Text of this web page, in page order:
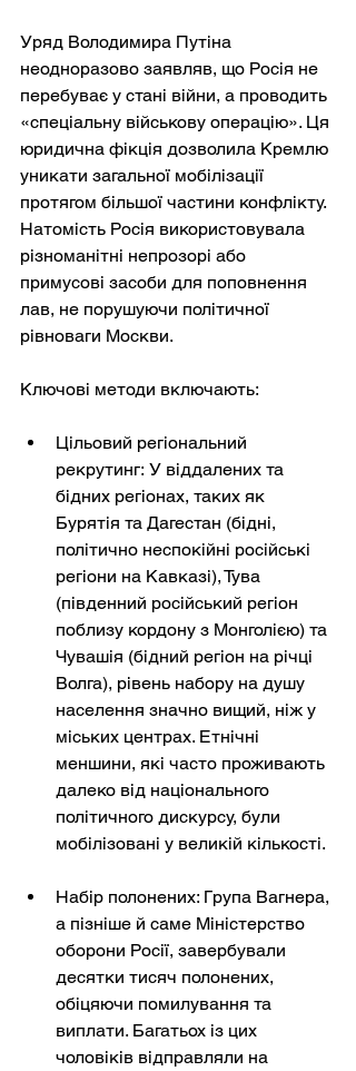
Уряд Володимира Путіна
неодноразово заявляв, що Росія не
перебуває у стані війни, а проводить
«спеціальну військову операцію». Ця
юридична фікція дозволила Кремлю
уникати загальної мобілізації
протягом більшої частини конфлікту.
Натомість Росія використовувала
різноманітні непрозорі або
примусові засоби для поповнення
лав, не порушуючи політичної
рівноваги Москви.
Ключові методи включають:
Цільовий регіональний
рекрутинг: У віддалених та
бідних регіонах, таких як
Бурятія та Дагестан (бідні,
політично неспокійні російські
регіони на Кавказі), Тува
(південний російський регіон
поблизу кордону з Монголією) та
Чувашія (бідний регіон на річці
Волга), рівень набору на душу
населення значно вищий, ніж у
міських центрах. Етнічні
меншини, які часто проживають
далеко від національного
політичного дискурсу, були
мобілізовані у великій кількості.
Набір полонених: Група Вагнера,
а пізніше й саме Міністерство
оборони Росії, завербували
десятки тисяч полонених,
обіцяючи помилування та
виплати. Багатьох із цих
чоловіків відправляли на